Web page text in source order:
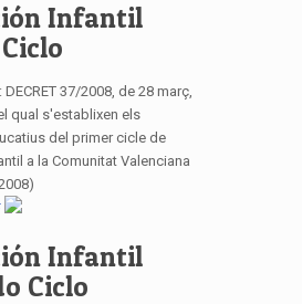
Infantil
DECRET 37/2008, de 28 març,
qual s'establixen els
del primer cicle de
a la Comunitat Valenciana
Infantil
Ciclo